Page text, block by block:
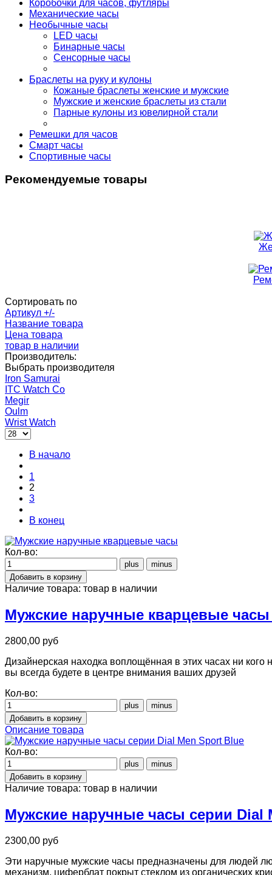
Коробочки для часов, футляры
Механические часы
Необычные часы
LED часы
Бинарные часы
Сенсорные часы
Браслеты на руку и кулоны
Кожаные браслеты женские и мужские
Мужские и женские браслеты из стали
Парные кулоны из ювелирной стали
Ремешки для часов
Смарт часы
Спортивные часы
Рекомендуемые товары
Сортировать по
Артикул +/-
Название товара
Цена товара
товар в наличии
Производитель:
Выбрать производителя
Iron Samurai
ITC Watch Co
Megir
Oulm
Wrist Watch
В начало
1
2
3
В конец
Кол-во:
Наличие товара: товар в наличии
Мужские наручные кварцевые
2800,00 руб
Дизайнерская находка воплощённая в этих часах ни
вы всегда будете в центре внимания ваших друзей
Кол-во:
Описание товара
Кол-во:
Наличие товара: товар в наличии
Мужские наручные часы серии Dial
2300,00 руб
Эти наручные мужские часы предназначены для людей
механизм, циферблат покрыт стеклом из органических